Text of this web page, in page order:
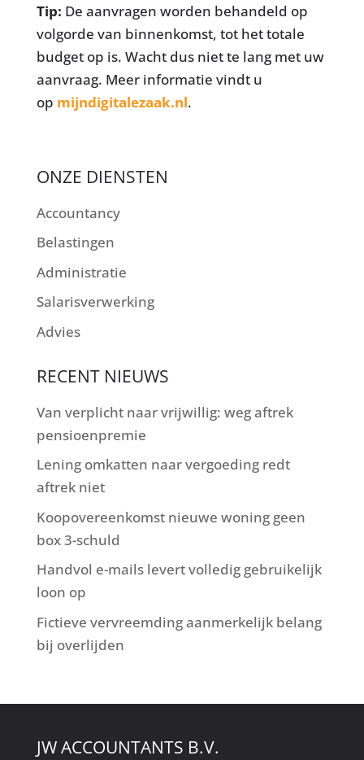
Tip: De aanvragen worden behandeld op
volgorde van binnenkomst, tot het totale
budget op is. Wacht dus niet te lang met uw
aanvraag. Meer informatie vindt u
op mijndigitalezaak.nl.
ONZE DIENSTEN
Accountancy
Belastingen
Administratie
Salarisverwerking
Advies
RECENT NIEUWS
Van verplicht naar vrijwillig: weg aftrek
pensioenpremie
Lening omkatten naar vergoeding redt
aftrek niet
Koopovereenkomst nieuwe woning geen
box 3-schuld
Handvol e-mails levert volledig gebruikelijk
loon op
Fictieve vervreemding aanmerkelijk belang
bij overlijden
JW ACCOUNTANTS B.V.